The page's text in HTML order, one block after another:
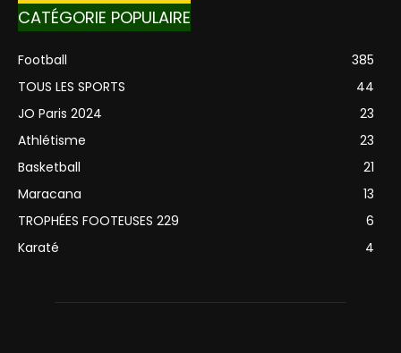
CATÉGORIE POPULAIRE
Football
385
TOUS LES SPORTS
44
JO Paris 2024
23
Athlétisme
23
Basketball
21
Maracana
13
TROPHÉES FOOTEUSES 229
6
Karaté
4